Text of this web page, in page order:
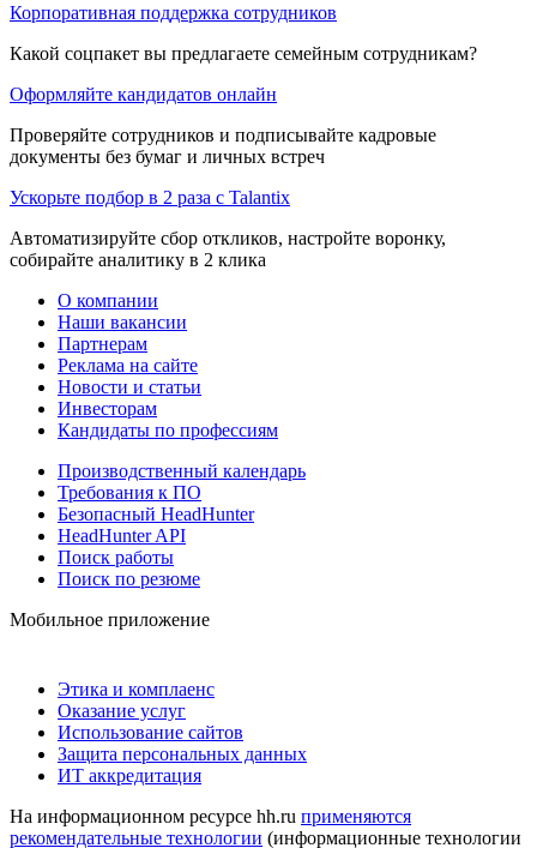
Корпоративная поддержка сотрудников
Какой соцпакет вы предлагаете семейным сотрудникам?
Оформляйте кандидатов онлайн
Проверяйте сотрудников и подписывайте кадровые
документы без бумаг и личных встреч
Ускорьте подбор в 2 раза с Talantix
Автоматизируйте сбор откликов, настройте воронку,
собирайте аналитику в 2 клика
О компании
Наши вакансии
Партнерам
Реклама на сайте
Новости и статьи
Инвесторам
Кандидаты по профессиям
Производственный календарь
Требования к ПО
Безопасный HeadHunter
HeadHunter API
Поиск работы
Поиск по резюме
Мобильное приложение
Этика и комплаенс
Оказание услуг
Использование сайтов
Защита персональных данных
ИТ аккредитация
На информационном ресурсе hh.ru применяются
рекомендательные технологии (информационные технологии